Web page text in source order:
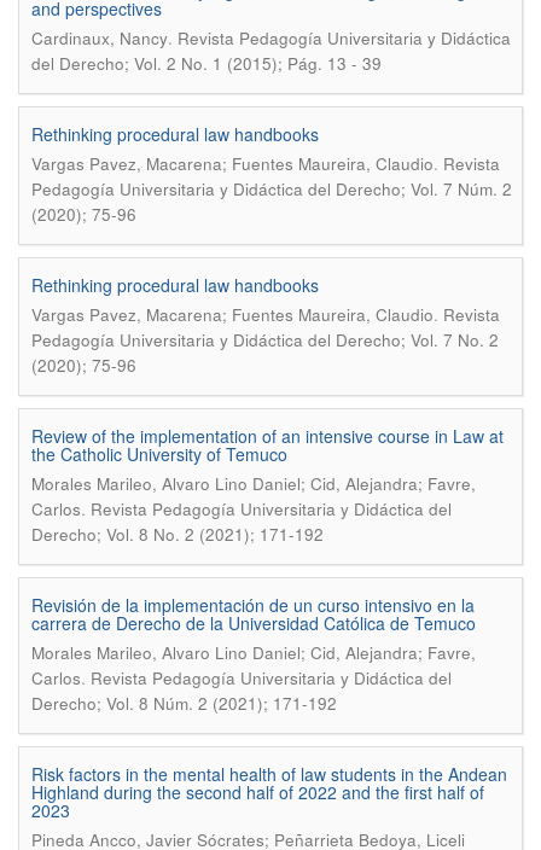
and perspectives
Cardinaux, Nancy. Revista Pedagogía Universitaria y Didáctica
del Derecho; Vol. 2 No. 1 (2015); Pág. 13 - 39
Rethinking procedural law handbooks
Vargas Pavez, Macarena; Fuentes Maureira, Claudio. Revista
Pedagogía Universitaria y Didáctica del Derecho; Vol. 7 Núm. 2
(2020); 75-96
Rethinking procedural law handbooks
Vargas Pavez, Macarena; Fuentes Maureira, Claudio. Revista
Pedagogía Universitaria y Didáctica del Derecho; Vol. 7 No. 2
(2020); 75-96
Review of the implementation of an intensive course in Law at
the Catholic University of Temuco
Morales Marileo, Alvaro Lino Daniel; Cid, Alejandra; Favre,
Carlos. Revista Pedagogía Universitaria y Didáctica del
Derecho; Vol. 8 No. 2 (2021); 171-192
Revisión de la implementación de un curso intensivo en la
carrera de Derecho de la Universidad Católica de Temuco
Morales Marileo, Alvaro Lino Daniel; Cid, Alejandra; Favre,
Carlos. Revista Pedagogía Universitaria y Didáctica del
Derecho; Vol. 8 Núm. 2 (2021); 171-192
Risk factors in the mental health of law students in the Andean
Highland during the second half of 2022 and the first half of
2023
Pineda Ancco, Javier Sócrates; Peñarrieta Bedoya, Liceli